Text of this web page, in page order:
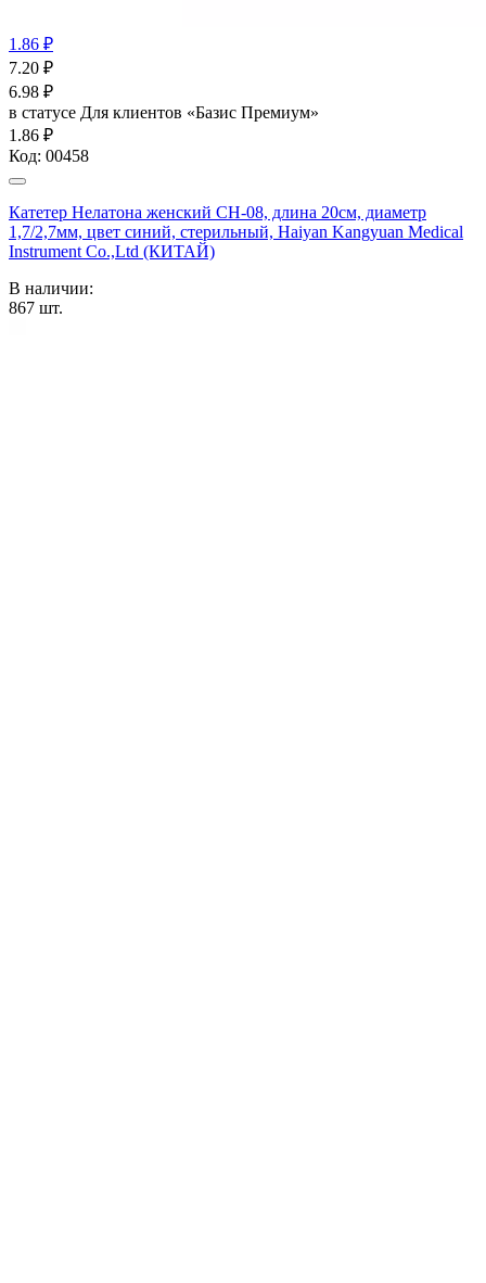
1.86 ₽
7.20 ₽
6.98 ₽
в статусе Для клиентов «Базис Премиум»
1.86 ₽
Код: 00458
Катетер Нелатона женский CH-08, длина 20см, диаметр
1,7/2,7мм, цвет синий, стерильный, Haiyan Kangyuan Medical
Instrument Co.,Ltd (КИТАЙ)
В наличии:
867 шт.